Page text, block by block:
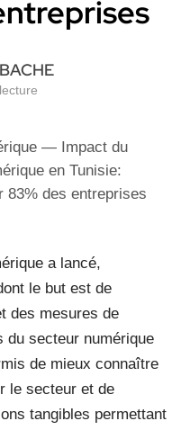
a lancé,
le but est de
des mesures de
du secteur numérique
de mieux connaître
le secteur et de
tangibles permettant